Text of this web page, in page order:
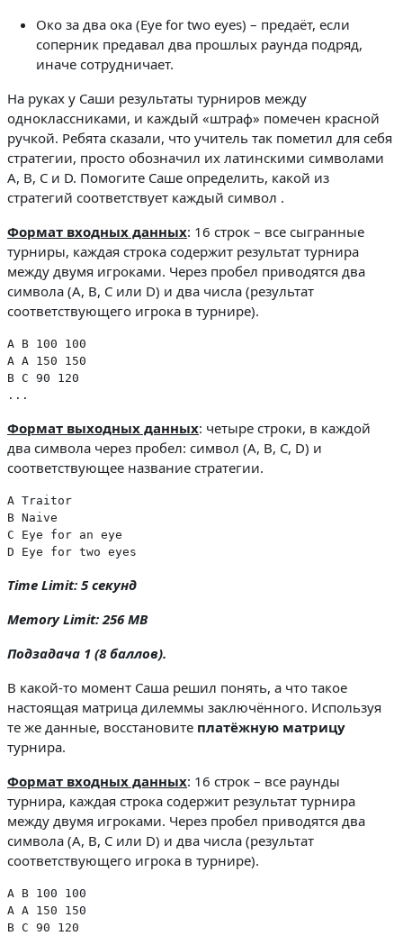
Око за два ока (Eye for two eyes) – предаёт, если
соперник предавал два прошлых раунда подряд,
иначе сотрудничает.
На руках у Саши результаты турниров между
одноклассниками, и каждый «штраф» помечен красной
ручкой. Ребята сказали, что учитель так пометил для себя
стратегии, просто обозначил их латинскими символами
A, B, C и D. Помогите Саше определить, какой из
стратегий соответствует каждый символ .
Формат входных данных: 16 строк – все сыгранные
турниры, каждая строка содержит результат турнира
между двумя игроками. Через пробел приводятся два
символа (A, B, C или D) и два числа (результат
соответствующего игрока в турнире).
A B 100 100
A A 150 150
B C 90 120
...
Формат выходных данных: четыре строки, в каждой
два символа через пробел: символ (A, B, C, D) и
соответствующее название стратегии.
A Traitor
B Naive
C Eye for an eye
D Eye for two eyes
Time Limit: 5 секунд
Memory Limit: 256 MB
Подзадача 1 (8 баллов).
В какой-то момент Саша решил понять, а что такое
настоящая матрица дилеммы заключённого. Используя
те же данные, восстановите платёжную матрицу
турнира.
Формат входных данных: 16 строк – все раунды
турнира, каждая строка содержит результат турнира
между двумя игроками. Через пробел приводятся два
символа (A, B, C или D) и два числа (результат
соответствующего игрока в турнире).
A B 100 100
A A 150 150
B C 90 120